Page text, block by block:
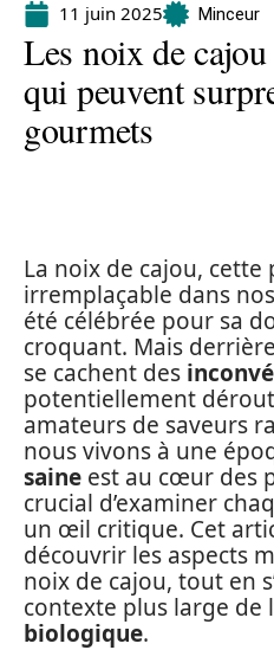
11 juin 2025 Minceur
Les noix de
qui peuvent
gourmets
La noix de cajou,
irremplaçable dans
été célébrée pour sa
croquant. Mais
se cachent des
potentiellement
amateurs de saveurs
nous vivons à une
saine est au cœur des
crucial d’examiner
un œil critique. Cet
découvrir les aspects
noix de cajou, tout en
contexte plus large de
biologique.